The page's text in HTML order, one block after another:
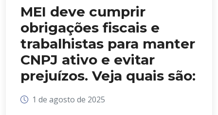
MEI deve cumprir
obrigações fiscais e
trabalhistas para manter
CNPJ ativo e evitar
prejuízos. Veja quais são:‌
1 de agosto de 2025